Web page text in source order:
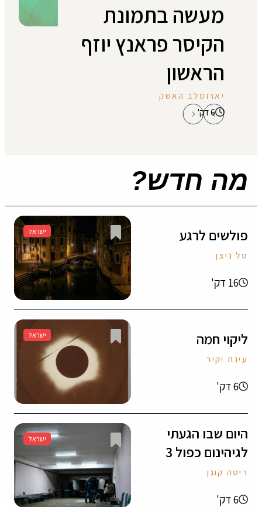
מעשה בתמונת
הקיסר פראנץ יוזף
הראשון
יארוסלב האשק
6 דק'
מה חדש?
פולשים לרגע
טל ניצן
16 דק'
ישראל
ליקוי חמה
עינת יקיר
6 דק'
ישראל
היום שבו הגעתי
לגיהינום כפול 3
ריטה קוגן
6 דק'
ישראל